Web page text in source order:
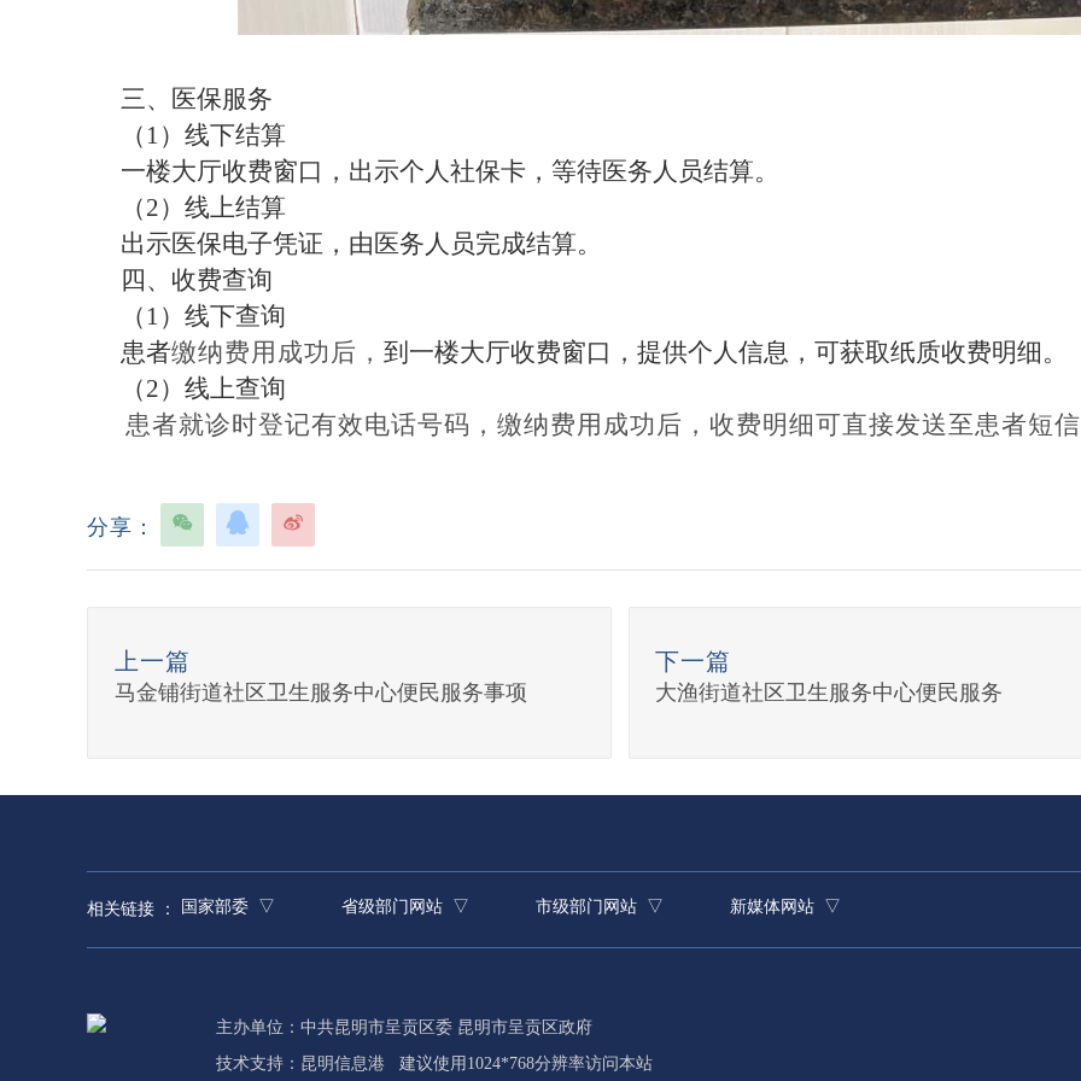
三、医保服务
（ 1）线下结算
一楼大厅收费窗口，出示个人社保卡，等待医务人员结算。
（2）线上结算
出示医保电子凭证，由医务人员完成结算。
四、收费查询
（ 1）线下查询
患者缴纳费用成功后， 到一楼大厅收费窗口，提供个人信息，可获取纸质收费明细。
（2）线上查询
患者就诊时登记有效电话号码，缴纳费用成功后，收费明细可直接发送至患者短
分享：
上一篇
马金铺街道社区卫生服务中心便民服务事项
下一篇
大渔街道社区卫生服务中心便民服务
相关链接 ： 国家部委 ▽ 省级部门网站 ▽ 市级部门网站 ▽ 新媒体网站 ▽
主办单位：中共昆明市呈贡区委 昆明市呈贡区政府
技术支持： 昆明信息港 建议使用1024*768分辨率访问本站